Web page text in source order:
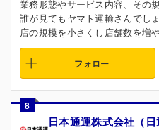
業務形態やサービス内容、その
誰が見てもヤマト運輸さんでしょ
店の規模を小さくし店舗数を増
フォロー
8
日本通運株式会社（日